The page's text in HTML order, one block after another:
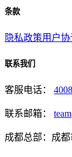
条款
隐私政策用户协
联系我们
客服电话：
联系邮箱：
成都总部：成